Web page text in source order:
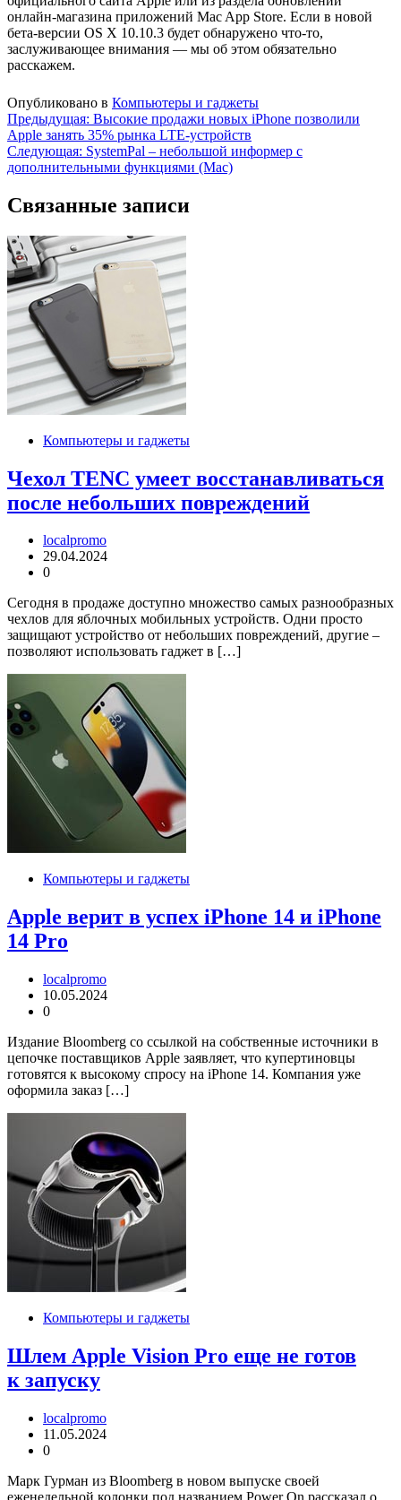
онлайн-магазина приложений Mac App Store. Если в новой
бета-версии OS X 10.10.3 будет обнаружено что-то,
заслуживающее внимания — мы об этом обязательно
расскажем.
Опубликовано в Компьютеры и гаджеты
Навигация
по
записям
Предыдущая: Высокие продажи новых iPhone позволили
Apple занять 35% рынка LTE-устройств
Следующая: SystemPal – небольшой информер с
дополнительными функциями (Mac)
Связанные записи
Компьютеры и гаджеты
Чехол TENC умеет восстанавливаться
после небольших повреждений
localpromo
29.04.2024
0
Сегодня в продаже доступно множество самых разнообразных
чехлов для яблочных мобильных устройств. Одни просто
защищают устройство от небольших повреждений, другие –
позволяют использовать гаджет в […]
Компьютеры и гаджеты
Apple верит в успех iPhone 14 и iPhone
14 Pro
localpromo
10.05.2024
0
Издание Bloomberg со ссылкой на собственные источники в
цепочке поставщиков Apple заявляет, что купертиновцы
готовятся к высокому спросу на iPhone 14. Компания уже
оформила заказ […]
Компьютеры и гаджеты
Шлем Apple Vision Pro еще не готов
к запуску
localpromo
11.05.2024
0
Марк Гурман из Bloomberg в новом выпуске своей
еженедельной колонки под названием Power On рассказал о